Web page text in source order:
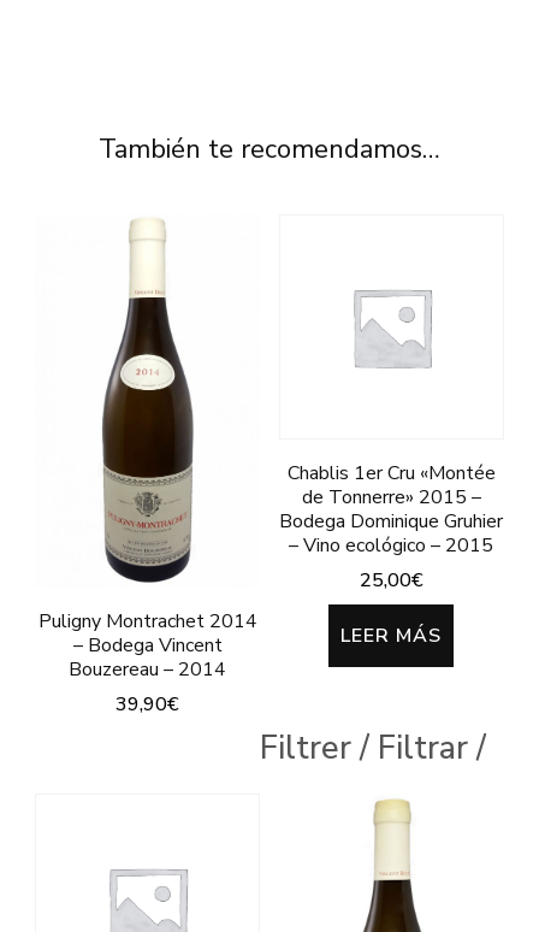
También te recomendamos…
Puligny Montrachet 2014
– Bodega Vincent
Bouzereau – 2014
39,90€
Chablis 1er Cru «Montée
de Tonnerre» 2015 –
Bodega Dominique Gruhier
– Vino ecológico – 2015
25,00€
LEER MÁS
Filtrer / Filtrar /